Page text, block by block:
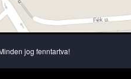
jog fenntartva!